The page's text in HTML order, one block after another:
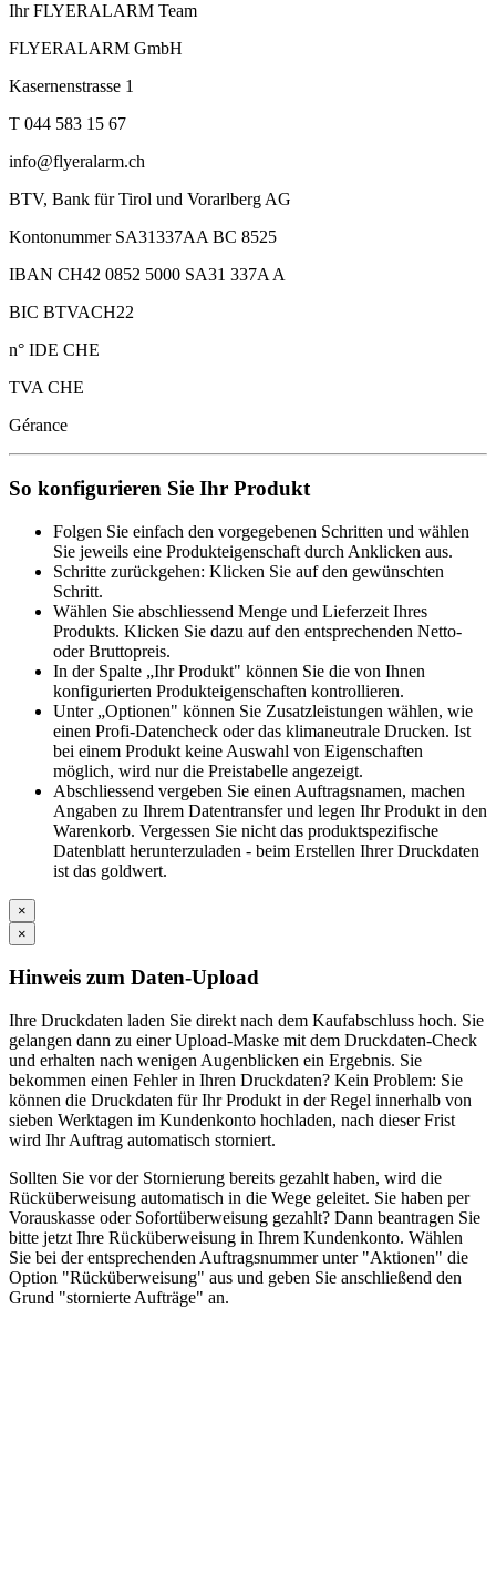
Ihr FLYERALARM Team
FLYERALARM GmbH
Kasernenstrasse 1
T 044 583 15 67
info@flyeralarm.ch
BTV, Bank für Tirol und Vorarlberg AG
Kontonummer SA31337AA BC 8525
IBAN CH42 0852 5000 SA31 337A A
BIC BTVACH22
n° IDE CHE
TVA CHE
Gérance
So konfigurieren Sie Ihr Produkt
Folgen Sie einfach den vorgegebenen Schritten und wählen
Sie jeweils eine Produkteigenschaft durch Anklicken aus.
Schritte zurückgehen: Klicken Sie auf den gewünschten
Schritt.
Wählen Sie abschliessend Menge und Lieferzeit Ihres
Produkts. Klicken Sie dazu auf den entsprechenden Netto-
oder Bruttopreis.
In der Spalte „Ihr Produkt" können Sie die von Ihnen
konfigurierten Produkteigenschaften kontrollieren.
Unter „Optionen" können Sie Zusatzleistungen wählen, wie
einen Profi-Datencheck oder das klimaneutrale Drucken. Ist
bei einem Produkt keine Auswahl von Eigenschaften
möglich, wird nur die Preistabelle angezeigt.
Abschliessend vergeben Sie einen Auftragsnamen, machen
Angaben zu Ihrem Datentransfer und legen Ihr Produkt in den
Warenkorb. Vergessen Sie nicht das produktspezifische
Datenblatt herunterzuladen - beim Erstellen Ihrer Druckdaten
ist das goldwert.
×
×
Hinweis zum Daten-Upload
Ihre Druckdaten laden Sie direkt nach dem Kaufabschluss hoch. Sie
gelangen dann zu einer Upload-Maske mit dem Druckdaten-Check
und erhalten nach wenigen Augenblicken ein Ergebnis. Sie
bekommen einen Fehler in Ihren Druckdaten? Kein Problem: Sie
können die Druckdaten für Ihr Produkt in der Regel innerhalb von
sieben Werktagen im Kundenkonto hochladen, nach dieser Frist
wird Ihr Auftrag automatisch storniert.
Sollten Sie vor der Stornierung bereits gezahlt haben, wird die
Rücküberweisung automatisch in die Wege geleitet. Sie haben per
Vorauskasse oder Sofortüberweisung gezahlt? Dann beantragen Sie
bitte jetzt Ihre Rücküberweisung in Ihrem Kundenkonto. Wählen
Sie bei der entsprechenden Auftragsnummer unter "Aktionen" die
Option "Rücküberweisung" aus und geben Sie anschließend den
Grund "stornierte Aufträge" an.